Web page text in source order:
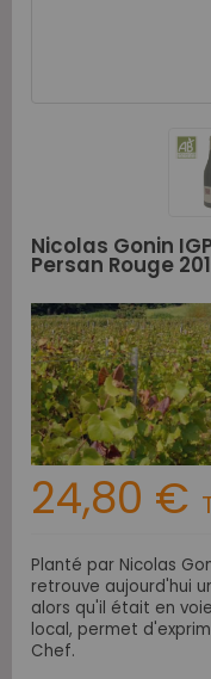
Nicolas Gonin
Persan Rouge
24,80 €
Planté par Nicolas
retrouve aujourd'hui
alors qu'il était en
local, permet
Chef.